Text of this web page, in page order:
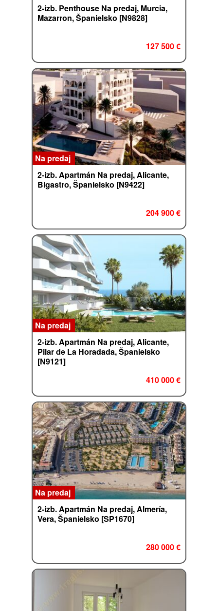
2-izb. Penthouse Na predaj, Murcia,
Mazarron, Španielsko [N9828]
127 500 €
Na predaj
2-izb. Apartmán Na predaj, Alicante,
Bigastro, Španielsko [N9422]
204 900 €
Na predaj
2-izb. Apartmán Na predaj, Alicante,
Pilar de La Horadada, Španielsko
[N9121]
410 000 €
Na predaj
2-izb. Apartmán Na predaj, Almería,
Vera, Španielsko [SP1670]
280 000 €